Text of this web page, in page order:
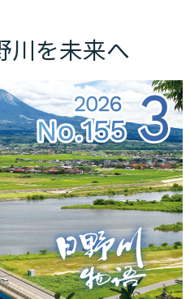
を未来へ